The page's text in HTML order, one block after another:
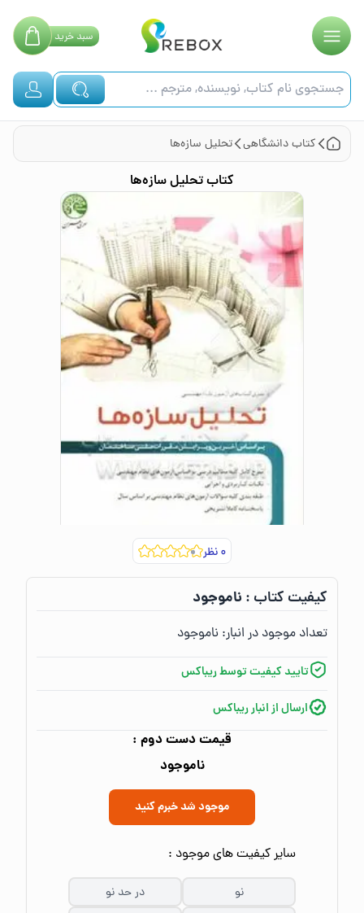
سبدخرید
کتابدانشگاهی تحلیل سازه‌ها
کتابتحلیل سازه‌ها
۰نظر
کیفیت کتاب :‌ ناموجود
تعداد موجود در انبار:‌ ناموجود
تایید کیفیت توسط ریباکس
ارسال از انبار ریباکس
قیمت دست دوم :
ناموجود
موجود شد خبرم کنید
سایر کیفیت های موجود :
نو
در حد نو